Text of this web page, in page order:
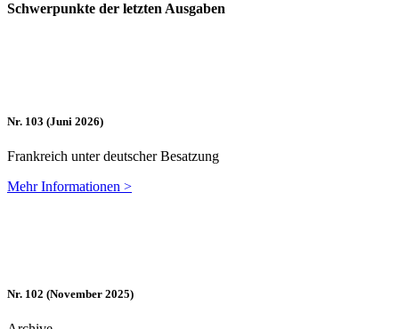
Schwer­punk­te der letz­ten Ausgaben
Nr. 103 (Ju­ni 2026)
Frank­reich un­ter deut­scher Besatzung
Mehr In­for­ma­tio­nen >
Nr. 102 (No­vem­ber 2025)